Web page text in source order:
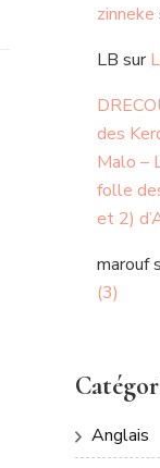
zinneke
LB sur
des
Malo –
folle
et 2)
marouf
(3)
Anglais